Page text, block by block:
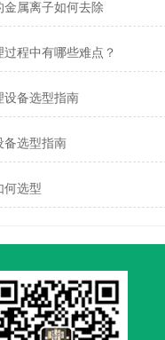
属离子如何去除
程中有哪些难点？
设备选型指南
备选型指南
何选型